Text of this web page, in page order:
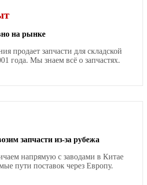
на рынке
продает запчасти для складской
года. Мы знаем всё о запчастях.
запчасти из-за рубежа
напрямую с заводами в Китае
пути поставок через Европу.